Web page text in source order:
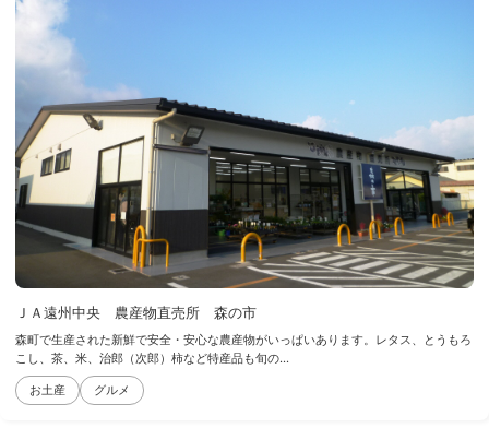
ＪＡ遠州中央 農産物直売所 森の市
森町で生産された新鮮で安全・安心な農産物がいっぱいあります。レタス、とうもろ
こし、茶、米、治郎（次郎）柿など特産品も旬の...
お土産 グルメ